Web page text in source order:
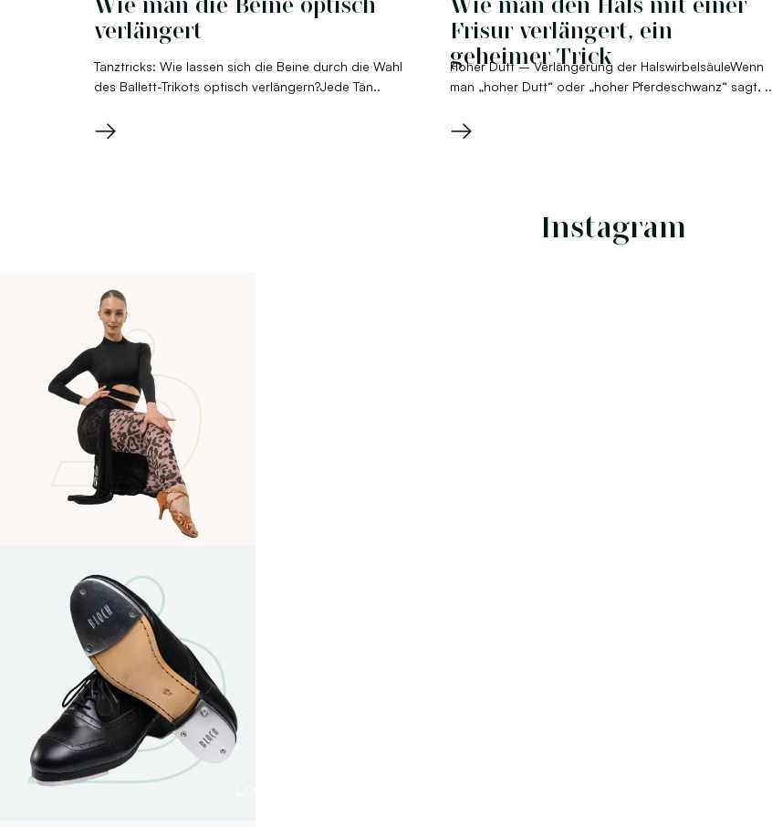
verlängert
Tanztricks: Wie lassen sich die Beine durch die Wahl
des Ballett-Trikots optisch verlängern?Jede Tän..
→
Frisur verlängert, ein
geheimer Trick
Hoher Dutt – Verlängerung der HalswirbelsäuleWenn
man „hoher Dutt“ oder „hoher Pferdeschwanz“ sagt, ..
→
Instagram